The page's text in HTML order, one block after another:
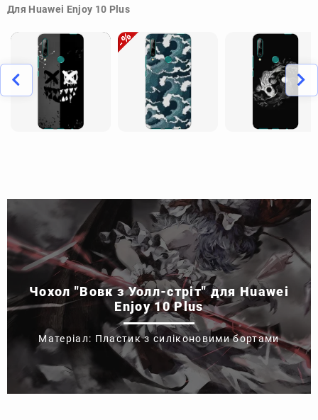
Для Huawei Enjoy 10 Plus
Чохол "Вовк з Уолл-стріт" для Huawei
Enjoy 10 Plus
Матеріал: Пластик з силіконовими бортами